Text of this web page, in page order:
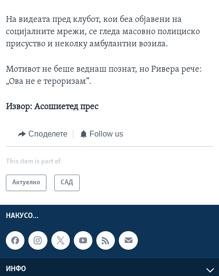
На видеата пред клубот, кои беа објавени на
социјалните мрежи, се гледа масовно полициско
присуство и неколку амбулантни возила.
Мотивот не беше веднаш познат, но Ривера рече:
„Ова не е тероризам“.
Извор: Асошиетед прес
Споделете Follow us
This item is part of
Актуелно САД
НАКУСО...
ИНФО